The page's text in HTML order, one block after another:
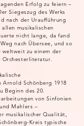
Erfolg zu feiern –
Siegeszug des Werks
nach der Uraufführung
musikalischen
nicht lange, da fand
nach Übersee, und so
weltweit zu einem der
Orchesterliteratur.
Arnold Schönberg 1918
Beginn des 20.
von Sinfonien
Mahlers –
musikalischer Qualität,
Kreis typische